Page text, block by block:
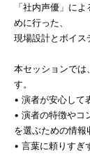
「社内声優」に
めに行った、
現場設計とボイス
本セッションでは
す。
• 演者が安心して
• 演者の特徴やコ
を選ぶための情報
• 言葉に頼りすぎ